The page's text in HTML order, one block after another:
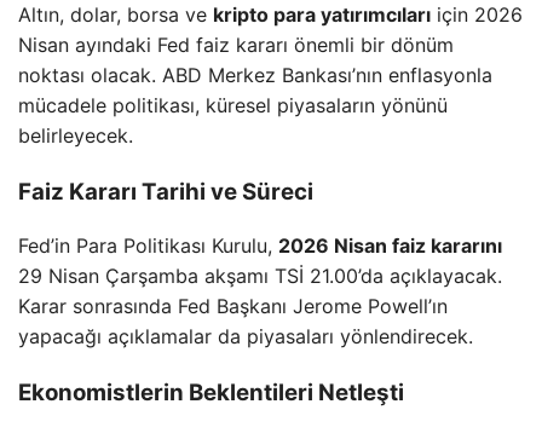
Altın, dolar, borsa ve kripto para yatırımcıları için 2026
Nisan ayındaki Fed faiz kararı önemli bir dönüm
noktası olacak. ABD Merkez Bankası’nın enflasyonla
mücadele politikası, küresel piyasaların yönünü
belirleyecek.
Faiz Kararı Tarihi ve Süreci
Fed’in Para Politikası Kurulu, 2026 Nisan faiz kararını
29 Nisan Çarşamba akşamı TSİ 21.00’da açıklayacak.
Karar sonrasında Fed Başkanı Jerome Powell’ın
yapacağı açıklamalar da piyasaları yönlendirecek.
Ekonomistlerin Beklentileri Netleşti